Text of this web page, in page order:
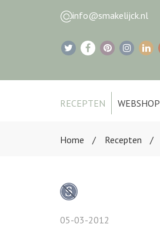
info@smakelijck.nl
RECEPTEN WEBSHOP
Home Recepten
05-03-2012